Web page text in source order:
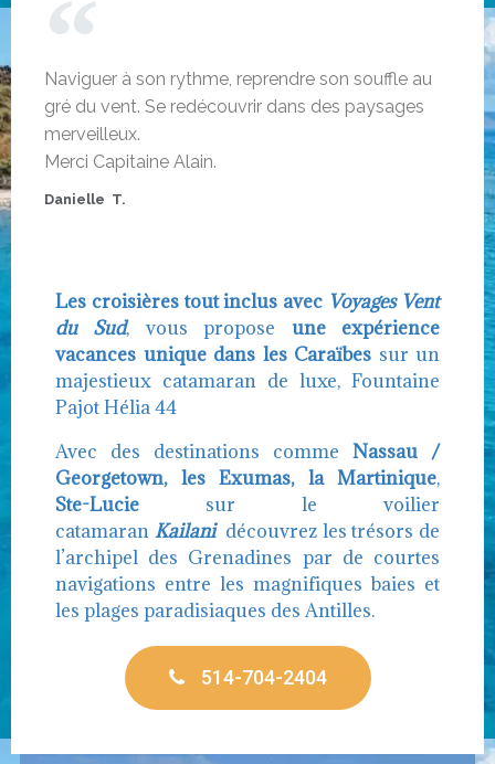
Naviguer à son rythme, reprendre son souffle au
gré du vent. Se redécouvrir dans des paysages
merveilleux.
Merci Capitaine Alain.
Danielle  T.
Les croisières tout inclus avec Voyages Vent
du Sud, vous propose une expérience
vacances unique dans les Caraïbes sur un
majestieux catamaran de luxe, Fountaine
Pajot Hélia 44
Avec des destinations comme Nassau /
Georgetown, les Exumas, la Martinique,
Ste-Lucie sur le voilier
catamaran Kailani découvrez les trésors de
l’archipel des Grenadines par de courtes
navigations entre les magnifiques baies et
les plages paradisiaques des Antilles.
514-704-2404